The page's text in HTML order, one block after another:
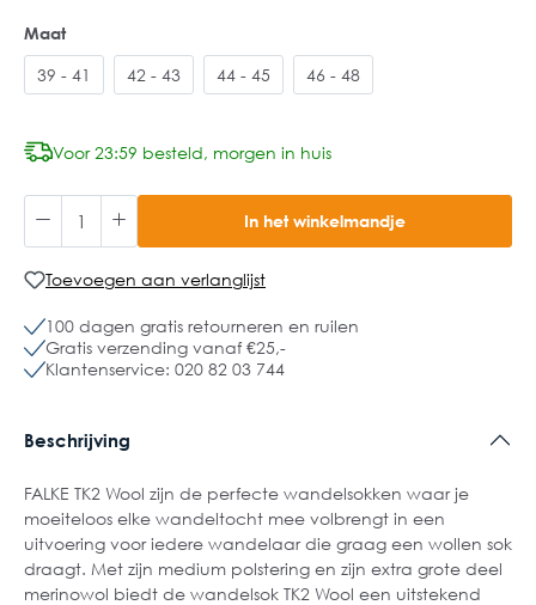
Maat
39 - 41 42 - 43 44 - 45 46 - 48
Voor 23:59 besteld, morgen in huis
In het winkelmandje
Toevoegen aan verlanglijst
100 dagen gratis retourneren en ruilen
Gratis verzending vanaf €25,-
Klantenservice: 020 82 03 744
Beschrijving
FALKE TK2 Wool zijn de perfecte wandelsokken waar je
moeiteloos elke wandeltocht mee volbrengt in een
uitvoering voor iedere wandelaar die graag een wollen sok
draagt. Met zijn medium polstering en zijn extra grote deel
merinowol biedt de wandelsok TK2 Wool een uitstekend